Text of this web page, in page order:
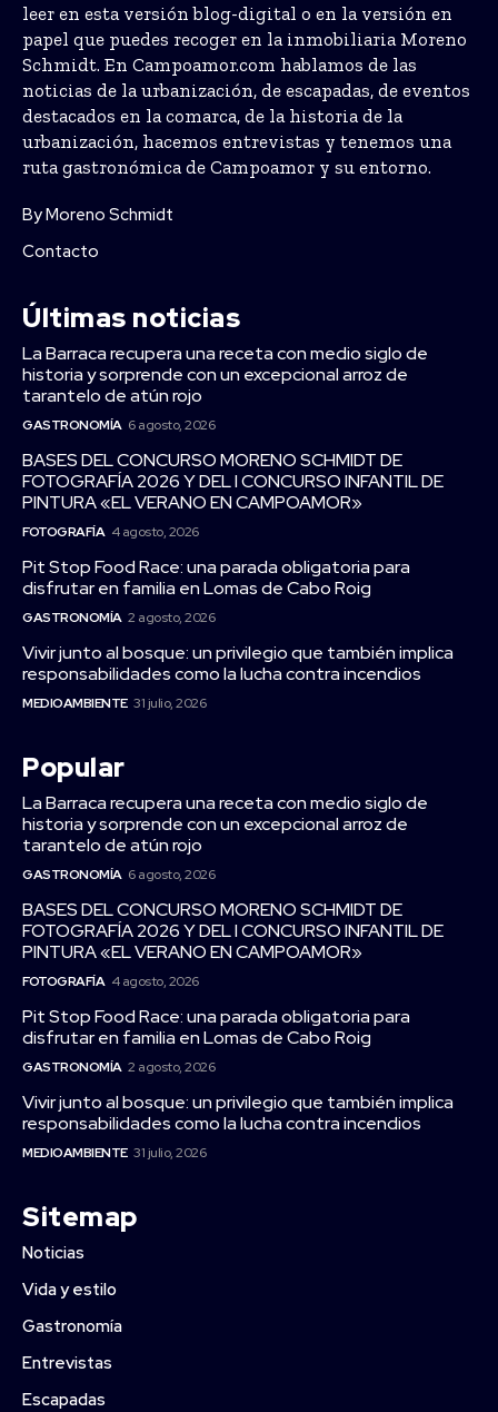
leer en esta versión blog-digital o en la versión en
papel que puedes recoger en la inmobiliaria Moreno
Schmidt. En Campoamor.com hablamos de las
noticias de la urbanización, de escapadas, de eventos
destacados en la comarca, de la historia de la
urbanización, hacemos entrevistas y tenemos una
ruta gastronómica de Campoamor y su entorno.
By Moreno Schmidt
Contacto
Últimas noticias
La Barraca recupera una receta con medio siglo de
historia y sorprende con un excepcional arroz de
tarantelo de atún rojo
GASTRONOMÍA 6 agosto, 2026
BASES DEL CONCURSO MORENO SCHMIDT DE
FOTOGRAFÍA 2026 Y DEL I CONCURSO INFANTIL DE
PINTURA «EL VERANO EN CAMPOAMOR»
FOTOGRAFÍA 4 agosto, 2026
Pit Stop Food Race: una parada obligatoria para
disfrutar en familia en Lomas de Cabo Roig
GASTRONOMÍA 2 agosto, 2026
Vivir junto al bosque: un privilegio que también implica
responsabilidades como la lucha contra incendios
MEDIOAMBIENTE 31 julio, 2026
Popular
La Barraca recupera una receta con medio siglo de
historia y sorprende con un excepcional arroz de
tarantelo de atún rojo
GASTRONOMÍA 6 agosto, 2026
BASES DEL CONCURSO MORENO SCHMIDT DE
FOTOGRAFÍA 2026 Y DEL I CONCURSO INFANTIL DE
PINTURA «EL VERANO EN CAMPOAMOR»
FOTOGRAFÍA 4 agosto, 2026
Pit Stop Food Race: una parada obligatoria para
disfrutar en familia en Lomas de Cabo Roig
GASTRONOMÍA 2 agosto, 2026
Vivir junto al bosque: un privilegio que también implica
responsabilidades como la lucha contra incendios
MEDIOAMBIENTE 31 julio, 2026
Sitemap
Noticias
Vida y estilo
Gastronomía
Entrevistas
Escapadas